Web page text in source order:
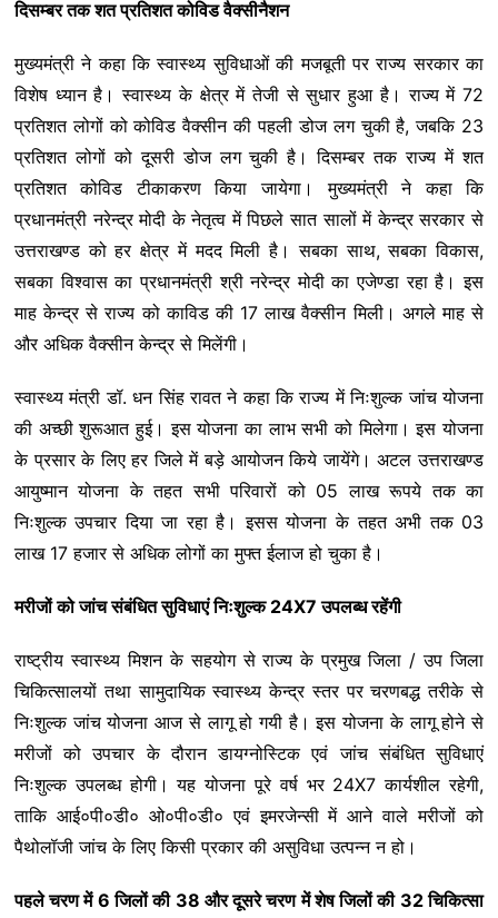
दिसम्बर तक शत प्रतिशत कोविड वैक्सीनैशन
मुख्यमंत्री ने कहा कि स्वास्थ्य सुविधाओं की मजबूती पर राज्य सरकार का
विशेष ध्यान है। स्वास्थ्य के क्षेत्र में तेजी से सुधार हुआ है। राज्य में 72
प्रतिशत लोगों को कोविड वैक्सीन की पहली डोज लग चुकी है, जबकि 23
प्रतिशत लोगों को दूसरी डोज लग चुकी है। दिसम्बर तक राज्य में शत
प्रतिशत कोविड टीकाकरण किया जायेगा। मुख्यमंत्री ने कहा कि
प्रधानमंत्री नरेन्द्र मोदी के नेतृत्व में पिछले सात सालों में केन्द्र सरकार से
उत्तराखण्ड को हर क्षेत्र में मदद मिली है। सबका साथ, सबका विकास,
सबका विश्वास का प्रधानमंत्री श्री नरेन्द्र मोदी का एजेण्डा रहा है। इस
माह केन्द्र से राज्य को काविड की 17 लाख वैक्सीन मिली। अगले माह से
और अधिक वैक्सीन केन्द्र से मिलेंगी।
स्वास्थ्य मंत्री डॉ. धन सिंह रावत ने कहा कि राज्य में निःशुल्क जांच योजना
की अच्छी शुरूआत हुई। इस योजना का लाभ सभी को मिलेगा। इस योजना
के प्रसार के लिए हर जिले में बड़े आयोजन किये जायेंगे। अटल उत्तराखण्ड
आयुष्मान योजना के तहत सभी परिवारों को 05 लाख रूपये तक का
निःशुल्क उपचार दिया जा रहा है। इसस योजना के तहत अभी तक 03
लाख 17 हजार से अधिक लोगों का मुफ्त ईलाज हो चुका है।
मरीजों को जांच संबंधित सुविधाएं निःशुल्क 24X7 उपलब्ध रहेंगी
राष्ट्रीय स्वास्थ्य मिशन के सहयोग से राज्य के प्रमुख जिला / उप जिला
चिकित्सालयों तथा सामुदायिक स्वास्थ्य केन्द्र स्तर पर चरणबद्ध तरीके से
निःशुल्क जांच योजना आज से लागू हो गयी है। इस योजना के लागू होने से
मरीजों को उपचार के दौरान डायग्नोस्टिक एवं जांच संबंधित सुविधाएं
निःशुल्क उपलब्ध होगी। यह योजना पूरे वर्ष भर 24X7 कार्यशील रहेगी,
ताकि आई०पी०डी० ओ०पी०डी० एवं इमरजेन्सी में आने वाले मरीजों को
पैथोलॉजी जांच के लिए किसी प्रकार की असुविधा उत्पन्न न हो।
पहले चरण में 6 जिलों की 38 और दूसरे चरण में शेष जिलों की 32 चिकित्सा